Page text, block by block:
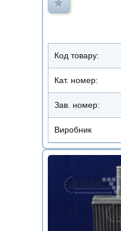
Код товару:
Кат. номер:
Зав. номер:
Виробник